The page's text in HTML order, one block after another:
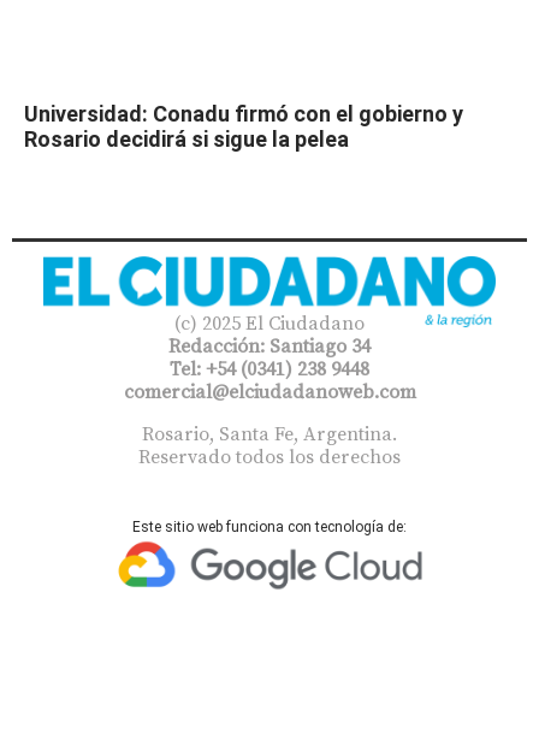
Universidad: Conadu firmó con el gobierno y
Rosario decidirá si sigue la pelea
(c) 2025 El Ciudadano
Redacción: Santiago 34
Tel: +54 (0341) 238 9448
comercial@elciudadanoweb.com​
Rosario, Santa Fe, Argentina.
Reservado todos los derechos
Este sitio web funciona con tecnología de: